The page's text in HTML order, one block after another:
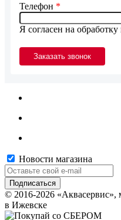
Я согласен на
Телефон *
Новости магазина
© 2016-2026 «Аквасервис»,
в Ижевске